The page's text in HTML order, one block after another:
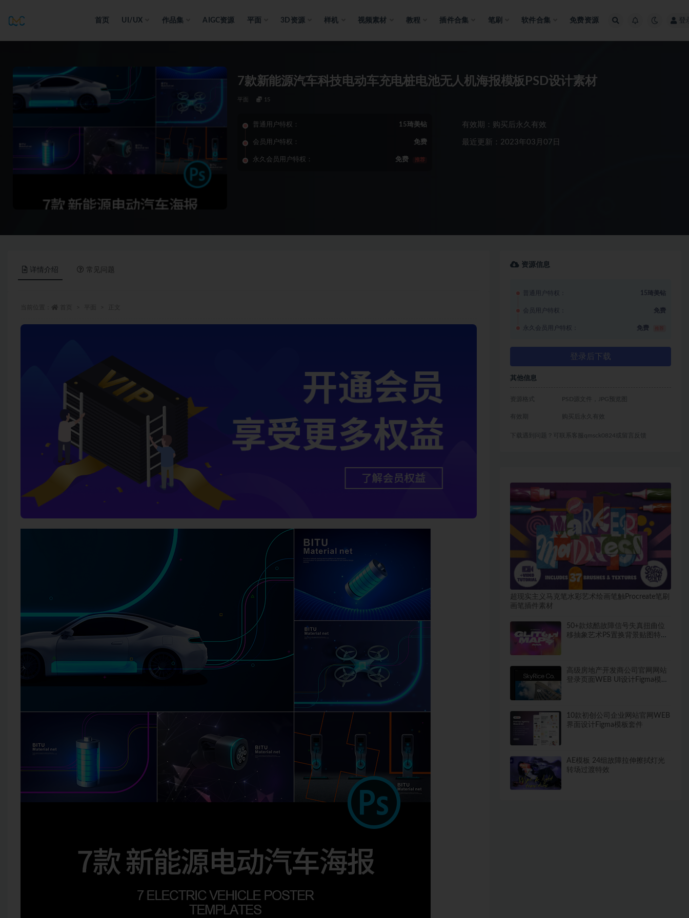
首页 UI/UX 作品集 AIGC资源 平面 3D资源 样机 视频素材 教程 插件合集 笔刷 软件合集 免费资源 登
7款新能源汽车科技电动车充电桩电池无人机海报模板PSD设计素材
平面 15
普通用户特权： 15琦美钻
会员用户特权： 免费
永久会员用户特权： 免费 推荐
有效期：购买后永久有效
最近更新：2023年03月07日
详情介绍 常见问题
资源信息
普通用户特权： 15琦美钻
会员用户特权： 免费
永久会员用户特权： 免费
登录后下载
其他信息
资源格式 PSD源文件，JPG预览图
有效期 购买后永久有效
下载遇到问题？可联系客服qmsck0824或留言反馈
超现实主义马克笔水彩艺术绘画笔触Procreate笔刷
画笔插件素材
50+款炫酷故障信号失真扭曲位
移抽象艺术PS置换背景贴图特效
高级房地产开发商公司官网网站
登录页面WEB UI设计Figma模板
10款初创公司企业网站官网WEB
界面设计Figma模板套件
AE模板 24组故障拉伸擦拭灯光
转场过渡特效